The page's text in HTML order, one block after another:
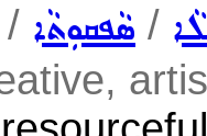
/ ܣܵܦܩܘܼܬܵܐ /